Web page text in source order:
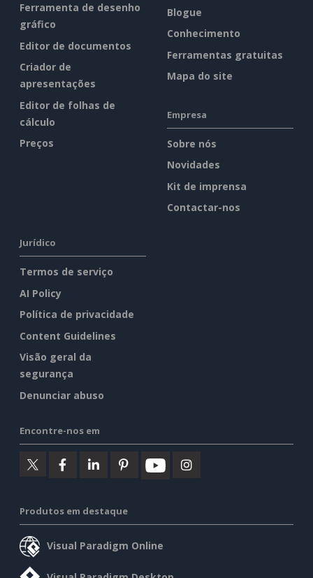
Ferramenta de desenho
gráfico
Editor de documentos
Criador de
apresentações
Editor de folhas de
cálculo
Preços
Blogue
Conhecimento
Ferramentas gratuitas
Mapa do site
Empresa
Sobre nós
Novidades
Kit de imprensa
Contactar-nos
Jurídico
Termos de serviço
AI Policy
Política de privacidade
Content Guidelines
Visão geral da
segurança
Denunciar abuso
Encontre-nos em
Produtos em destaque
Visual Paradigm Online